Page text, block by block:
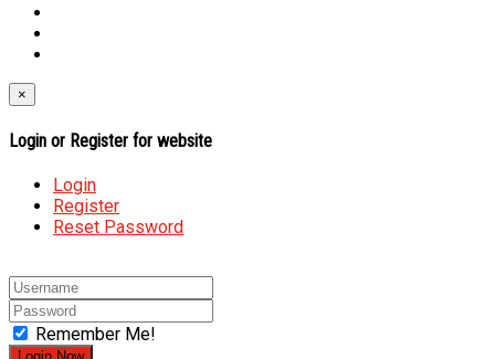
×
Login or Register for website
Login
Register
Reset Password
Remember Me!